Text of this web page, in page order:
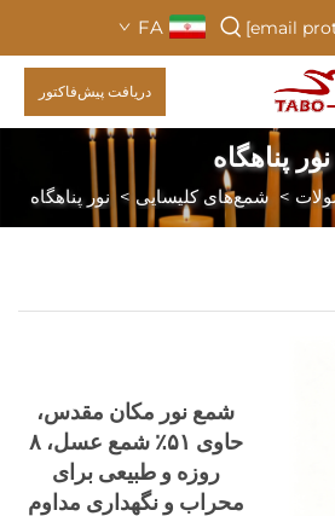
FA
دریافت پیش‌فاکتور
نور پناهگاه
>شمع‌های کلیسایی>نور پناهگاه
شمع نور مکان مقدس،
حاوی ۵۱٪ شمع عسل، ۸
روزه و طبیعی برای
محراب و نگهداری مداوم